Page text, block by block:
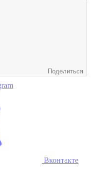
Поделиться
Вконтакте